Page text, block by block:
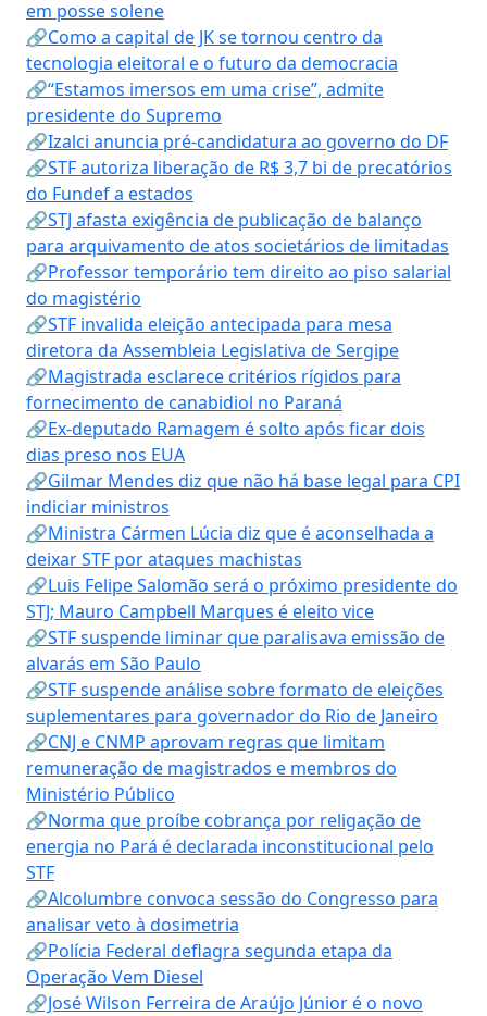
em posse solene
🔗Como a capital de JK se tornou centro da
tecnologia eleitoral e o futuro da democracia
🔗“Estamos imersos em uma crise”, admite
presidente do Supremo
🔗Izalci anuncia pré-candidatura ao governo do DF
🔗STF autoriza liberação de R$ 3,7 bi de precatórios
do Fundef a estados
🔗STJ afasta exigência de publicação de balanço
para arquivamento de atos societários de limitadas
🔗Professor temporário tem direito ao piso salarial
do magistério
🔗STF invalida eleição antecipada para mesa
diretora da Assembleia Legislativa de Sergipe
🔗Magistrada esclarece critérios rígidos para
fornecimento de canabidiol no Paraná
🔗Ex-deputado Ramagem é solto após ficar dois
dias preso nos EUA
🔗Gilmar Mendes diz que não há base legal para CPI
indiciar ministros
🔗Ministra Cármen Lúcia diz que é aconselhada a
deixar STF por ataques machistas
🔗Luis Felipe Salomão será o próximo presidente do
STJ; Mauro Campbell Marques é eleito vice
🔗STF suspende liminar que paralisava emissão de
alvarás em São Paulo
🔗STF suspende análise sobre formato de eleições
suplementares para governador do Rio de Janeiro
🔗CNJ e CNMP aprovam regras que limitam
remuneração de magistrados e membros do
Ministério Público
🔗Norma que proíbe cobrança por religação de
energia no Pará é declarada inconstitucional pelo
STF
🔗Alcolumbre convoca sessão do Congresso para
analisar veto à dosimetria
🔗Polícia Federal deflagra segunda etapa da
Operação Vem Diesel
🔗José Wilson Ferreira de Araújo Júnior é o novo